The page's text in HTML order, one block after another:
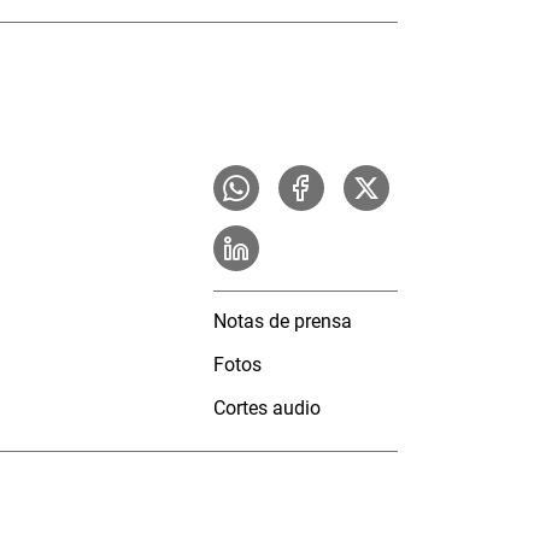
Notas de prensa
Fotos
Cortes audio